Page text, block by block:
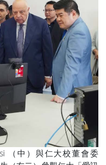
（中）與仁大校董會委